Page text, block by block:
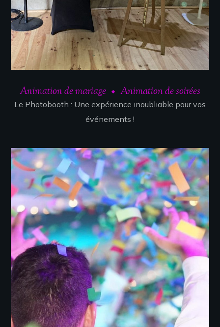
Animation de mariage Animation de soirées
Le Photobooth : Une expérience inoubliable pour vos
événements !